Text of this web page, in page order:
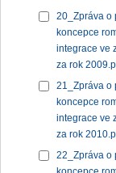
20_Zpráva o
koncepce
integrace ve
za rok
21_Zpráva o
koncepce
integrace ve
za rok
22_Zpráva o